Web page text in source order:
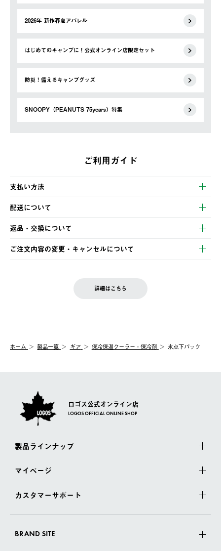
2026年 新作春夏アパレル
はじめてのキャンプに！公式オンライン店限定セット
防災！備えるキャンプグッズ
SNOOPY（PEANUTS 75years）特集
ご利用ガイド
支払い方法
以下のいずれかの方法でお支払いいただけます。
・クレジットカード決済
・コンビニ決済
・Pay-easy決済
配送について
【発送スケジュール】
ご注文・ご入金完了より2営業日以内に商品を発送いたします。
土日祝の発送はございませんので、木曜日以降のご注文は週明け
の発送となる場合がございます。
【配送業者】
佐川急便にて配送されます。
返品・交換について
※お客様都合の場合
お客様都合の返品にかかる送料は、お客様ご負担とさせていただ
一度お手元の商品を返品いただき、ご希望商品を再注文してくだ
ご注文内容の変更・キャンセルについて
LOGOS FAMILY会員の方は、会員マイページ内 購入履歴画面に
詳細はこちら
ホーム 製品一覧 ギア 保冷保温クーラー・保冷剤 氷点下パック
ロゴス公式オンライン店
LOGOS OFFICIAL ONLINE SHOP
製品ラインナップ
マイページ
カスタマーサポート
BRAND SITE